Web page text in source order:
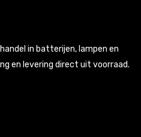
in batterijen, lampen en
en levering direct uit voorraad.